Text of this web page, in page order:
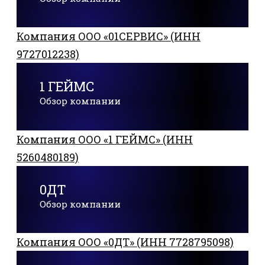
Компания ООО «01СЕРВИС» (ИНН
9727012238)
1 ГЕЙМС
Обзор компании
Компания ООО «1 ГЕЙМС» (ИНН
5260480189)
0ДТ
Обзор компании
Компания ООО «0ДТ» (ИНН 7728795098)